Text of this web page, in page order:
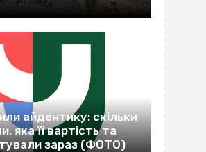
айдентику: скільки
яка її вартість та
зараз (ФОТО)